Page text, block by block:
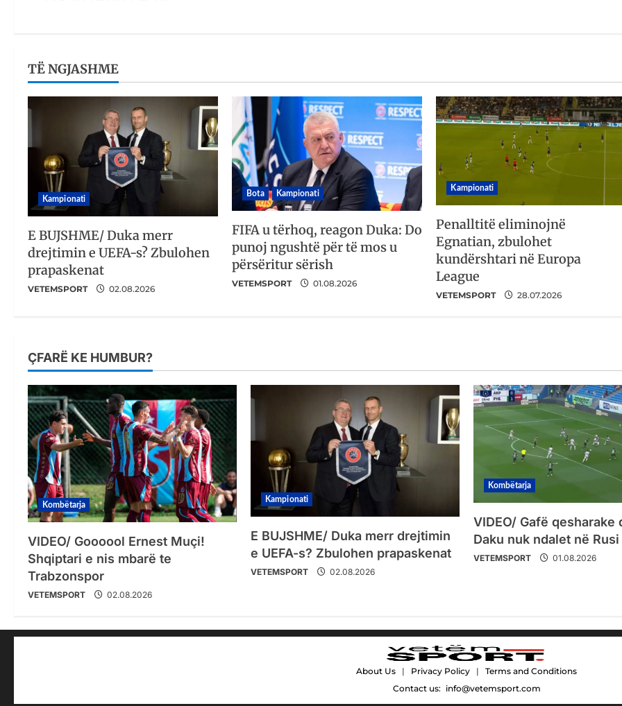
TË NGJASHME
Kampionati
E BUJSHME/ Duka merr
drejtimin e UEFA-s? Zbulohen
prapaskenat
VETEMSPORT 02.08.2026
Bota Kampionati
FIFA u tërhoq, reagon Duka: Do
punoj ngushtë për të mos u
përsëritur sërish
VETEMSPORT 01.08.2026
Kampionati
Penalltitë eliminojnë
Egnatian, zbulohet
kundërshtari në Europa
League
VETEMSPORT 28.07.2026
ÇFARË KE HUMBUR?
Kombëtarja
VIDEO/ Goooool Ernest Muçi!
Shqiptari e nis mbarë te
Trabzonspor
VETEMSPORT 02.08.2026
Kampionati
E BUJSHME/ Duka merr drejtimin
e UEFA-s? Zbulohen prapaskenat
VETEMSPORT 02.08.2026
Kombëtarja
VIDEO/ Gafë qesharake
Daku nuk ndalet në Rusi
VETEMSPORT 01.08.2026
About Us | Privacy Policy |
Terms and Conditions
Contact us: info@vetemsport.com